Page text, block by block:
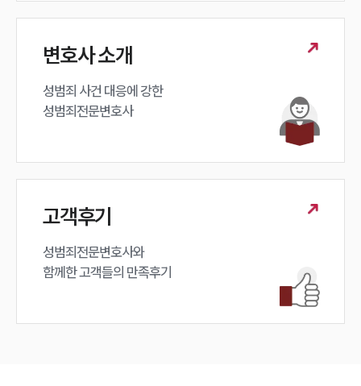
변호사 소개
성범죄 사건 대응에 강한
성범죄전문변호사
고객후기
성범죄전문변호사와
함께한 고객들의 만족후기